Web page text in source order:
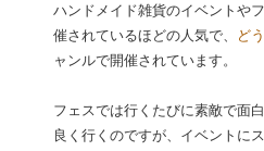
ハンドメイド雑貨のイベントや
催されているほどの人気で、
ど
ャンルで開催されています。
フェスでは行くたびに素敵で面
良く行くのですが、イベントに